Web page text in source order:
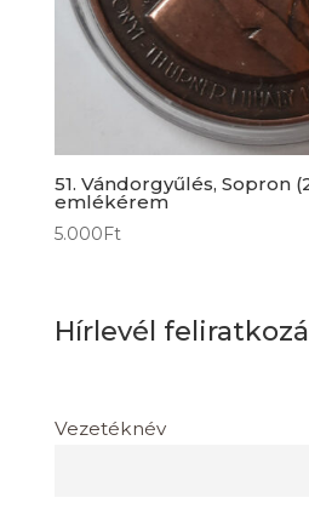
51. Vándorgyűlés, Sopron
emlékérem
5.000Ft
Hírlevél
Vezetéknév